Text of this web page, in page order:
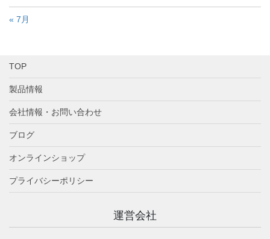
« 7月
TOP
製品情報
会社情報・お問い合わせ
ブログ
オンラインショップ
プライバシーポリシー
運営会社